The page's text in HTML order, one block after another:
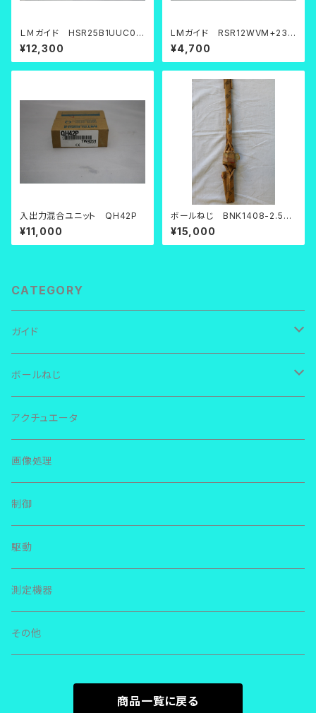
ＬＭガイド HSR25B1UUC0+
694L(Cｸﾞﾘｰｽ)
¥12,300
LMガイド RSR12WVM+230
LM
¥4,700
入出力混合ユニット QH42P
¥11,000
ボールねじ BNK1408-2.5RR
G0+571LC5
¥15,000
CATEGORY
ガイド
ＴＨＫ ＬＭガイド
ＲＳＲ
ＳＲＳ
ＨＲＷ
ＩＫＯ リニアウェイ
ＬＷＬ
ＬＷＥＳ
ＮＳＫ リニアガイド
ＬＥ
ＬＨ
その他
ボールねじ
ＴＨＫ
ＮＳＫ
その他
アクチュエータ
画像処理
制御
駆動
測定機器
その他
商品一覧に戻る